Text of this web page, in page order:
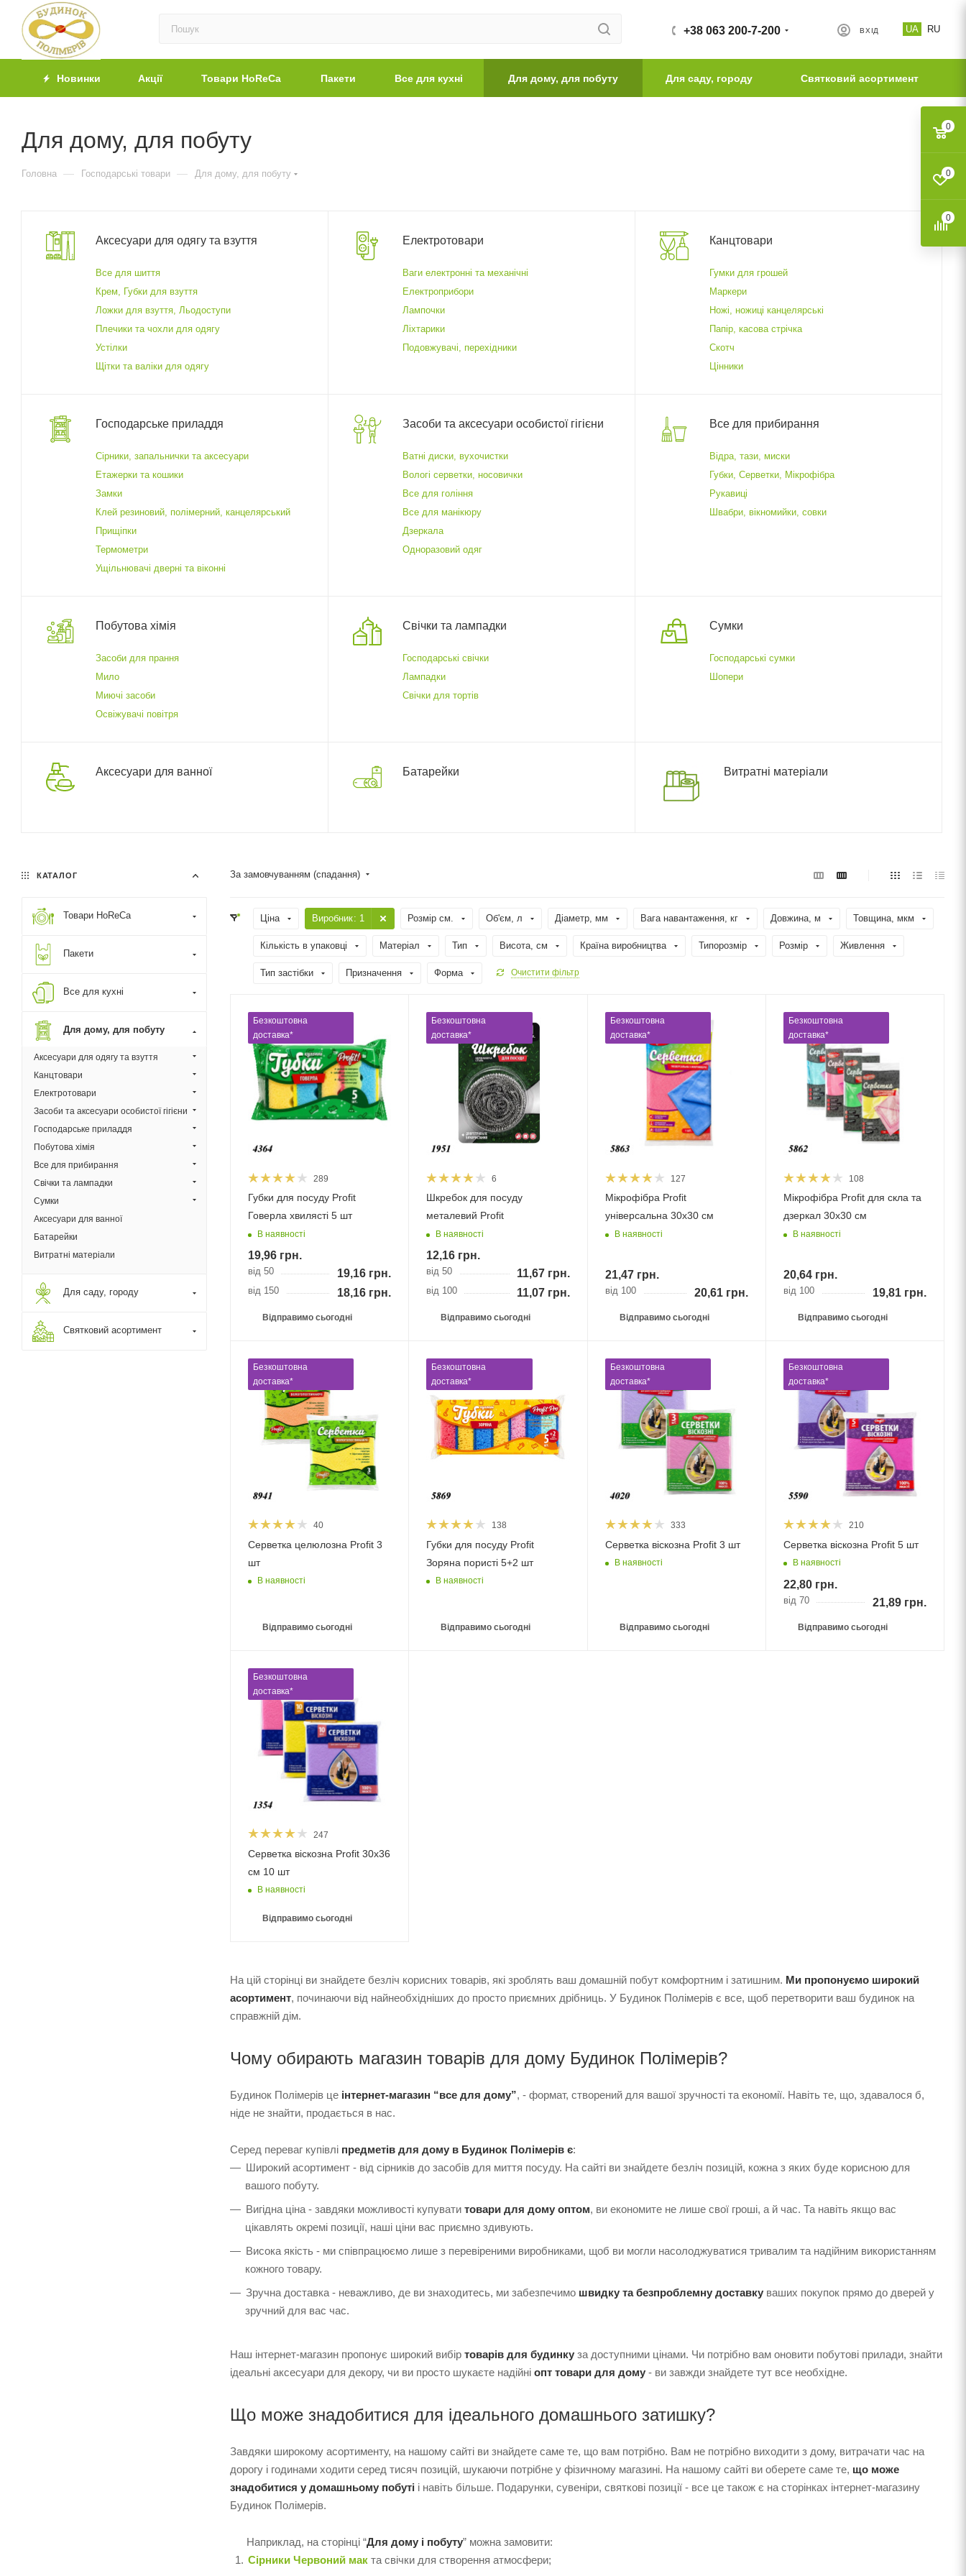
UA RU
ВХІД
+38 063 200-7-200
Новинки Акції Товари HoReCa Пакети Все для кухні Для дому, для побуту Для саду, городу Святковий асортимент
Для дому, для побуту
Головна — Господарські товари — Для дому, для побуту
Аксесуари для одягу та взуття
Все для шиття
Крем, Губки для взуття
Ложки для взуття, Льодоступи
Плечики та чохли для одягу
Устілки
Щітки та валіки для одягу
Електротовари
Ваги електронні та механічні
Електроприбори
Лампочки
Ліхтарики
Подовжувачі, перехідники
Канцтовари
Гумки для грошей
Маркери
Ножі, ножиці канцелярські
Папір, касова стрічка
Скотч
Цінники
Господарське приладдя
Cірники, запальнички та аксесуари
Етажерки та кошики
Замки
Клей резиновий, полімерний, канцелярський
Прищіпки
Термометри
Ущільнювачі дверні та віконні
Засоби та аксесуари особистої гігієни
Ватні диски, вухочистки
Вологі серветки, носовички
Все для гоління
Все для манікюру
Дзеркала
Одноразовий одяг
Все для прибирання
Відра, тази, миски
Губки, Серветки, Мікрофібра
Рукавиці
Швабри, вікномийки, совки
Побутова хімія
Засоби для прання
Мило
Миючі засоби
Освіжувачі повітря
Свічки та лампадки
Господарські свічки
Лампадки
Свічки для тортів
Сумки
Господарські сумки
Шопери
Аксесуари для ванної Батарейки Витратні матеріали
За замовчуванням (спадання)
Ціна Виробник: 1 Розмір см. Об'єм, л Діаметр, мм Вага навантаження, кг Довжина, м Товщина, мкм
Кількість в упаковці Матеріал Тип Висота, см Країна виробництва Типорозмір Розмір Живлення
Тип застібки Призначення Форма Очистити фільтр
Безкоштовна
доставка*
289
Губки для посуду Profit
Говерла хвилясті 5 шт
В наявності
19,96 грн.
від 50 19,16 грн.
від 150 18,16 грн.
Відправимо сьогодні
Безкоштовна
доставка*
6
Шкребок для посуду
металевий Profit
В наявності
12,16 грн.
від 50 11,67грн.
від 100 11,07грн.
Відправимо сьогодні
Безкоштовна
доставка*
127
Мікрофібра Profit
універсальна 30х30 см
В наявності
21,47грн.
від 100 20,61грн.
Відправимо сьогодні
Безкоштовна
доставка*
108
Мікрофібра Profit для скла та
дзеркал 30х30 см
В наявності
20,64грн.
від 100 19,81 грн.
Відправимо сьогодні
Безкоштовна
доставка*
40
Серветка целюлозна Profit 3
шт
В наявності
Відправимо сьогодні
Безкоштовна
доставка*
138
Губки для посуду Profit
Зоряна пористі 5+2 шт
В наявності
Відправимо сьогодні
Безкоштовна
доставка*
333
Серветка віскозна Profit 3 шт
В наявності
Відправимо сьогодні
Безкоштовна
доставка*
210
Серветка віскозна Profit 5 шт
В наявності
22,80грн.
від 70 21,89 грн.
Відправимо сьогодні
Безкоштовна
доставка*
247
Серветка віскозна Profit 30х36
см 10 шт
В наявності
Відправимо сьогодні
На цій сторінці ви знайдете безліч корисних товарів, які зроблять ваш домашній побут комфортним і затишним. Ми пропонуємо широкий
асортимент, починаючи від найнеобхідніших до просто приємних дрібниць. У Будинок Полімерів є все, щоб перетворити ваш будинок на
справжній дім.
Чому обирають магазин товарів для дому Будинок Полімерів?
Будинок Полімерів це інтернет-магазин “все для дому”, - формат, створений для вашої зручності та економії. Навіть те, що, здавалося б,
ніде не знайти, продається в нас.
Серед переваг купівлі предметів для дому в Будинок Полімерів є:
Широкий асортимент - від сірників до засобів для миття посуду. На сайті ви знайдете безліч позицій, кожна з яких буде корисною для
вашого побуту.
Вигідна ціна - завдяки можливості купувати товари для дому оптом, ви економите не лише свої гроші, а й час. Та навіть якщо вас
цікавлять окремі позиції, наші ціни вас приємно здивують.
Висока якість - ми співпрацюємо лише з перевіреними виробниками, щоб ви могли насолоджуватися тривалим та надійним використанням
кожного товару.
Зручна доставка - неважливо, де ви знаходитесь, ми забезпечимо швидку та безпроблемну доставку ваших покупок прямо до дверей у
зручний для вас час.
Наш інтернет-магазин пропонує широкий вибір товарів для будинку за доступними цінами. Чи потрібно вам оновити побутові прилади, знайти
ідеальні аксесуари для декору, чи ви просто шукаєте надійні опт товари для дому - ви завжди знайдете тут все необхідне.
Що може знадобитися для ідеального домашнього затишку?
Завдяки широкому асортименту, на нашому сайті ви знайдете саме те, що вам потрібно. Вам не потрібно виходити з дому, витрачати час на
дорогу і годинами ходити серед тисяч позицій, шукаючи потрібне у фізичному магазині. На нашому сайті ви оберете саме те, що може
знадобитися у домашньому побуті і навіть більше. Подарунки, сувеніри, святкові позиції - все це також є на сторінках інтернет-магазину
Будинок Полімерів.
Наприклад, на сторінці “Для дому і побуту” можна замовити:
Сірники Червоний мак та свічки для створення атмосфери;
КАТАЛОГ
Товари HoReCa
Пакети
Все для кухні
Для дому, для побуту
Аксесуари для одягу та взуття
Канцтовари
Електротовари
Засоби та аксесуари особистої гігієни
Господарське приладдя
Побутова хімія
Все для прибирання
Свічки та лампадки
Сумки
Аксесуари для ванної
Батарейки
Витратні матеріали
Для саду, городу
Святковий асортимент
0
0
0